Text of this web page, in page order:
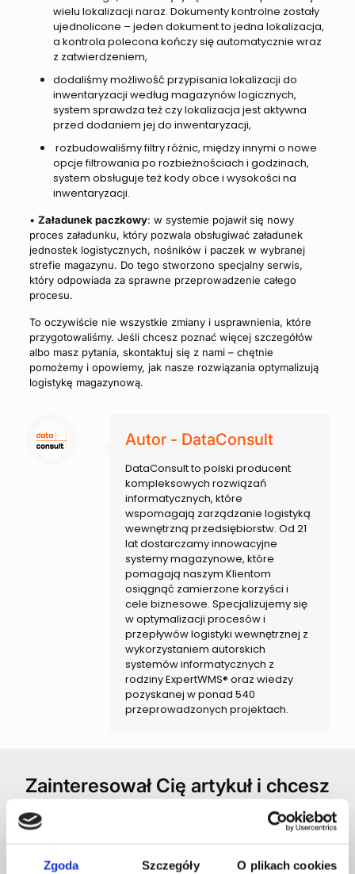
Zgoda Szczegóły O plikach cookies
wielu lokalizacji naraz. Dokumenty kontrolne zostały
ujednolicone – jeden dokument to jedna lokalizacja,
a kontrola polecona kończy się automatycznie wraz
z zatwierdzeniem,
dodaliśmy możliwość przypisania lokalizacji do
inwentaryzacji według magazynów logicznych,
system sprawdza też czy lokalizacja jest aktywna
przed dodaniem jej do inwentaryzacji,
rozbudowaliśmy filtry różnic, między innymi o nowe
opcje filtrowania po rozbieżnościach i godzinach,
system obsługuje też kody obce i wysokości na
inwentaryzacji.
• Załadunek paczkowy: w systemie pojawił się nowy
proces załadunku, który pozwala obsługiwać załadunek
jednostek logistycznych, nośników i paczek w wybranej
strefie magazynu. Do tego stworzono specjalny serwis,
który odpowiada za sprawne przeprowadzenie całego
procesu.
To oczywiście nie wszystkie zmiany i usprawnienia, które
przygotowaliśmy. Jeśli chcesz poznać więcej szczegółów
albo masz pytania, skontaktuj się z nami – chętnie
pomożemy i opowiemy, jak nasze rozwiązania optymalizują
logistykę magazynową.
Autor - DataConsult
DataConsult to polski producent
kompleksowych rozwiązań
informatycznych, które
wspomagają zarządzanie logistyką
wewnętrzną przedsiębiorstw. Od 21
lat dostarczamy innowacyjne
systemy magazynowe, które
pomagają naszym Klientom
osiągnąć zamierzone korzyści i
cele biznesowe. Specjalizujemy się
w optymalizacji procesów i
przepływów logistyki wewnętrznej z
wykorzystaniem autorskich
systemów informatycznych z
rodziny ExpertWMS® oraz wiedzy
pozyskanej w ponad 540
przeprowadzonych projektach.
Zainteresował Cię artykuł i chcesz
dowiedzieć się, jak usprawnić
zarządzanie Twoim magazynem?